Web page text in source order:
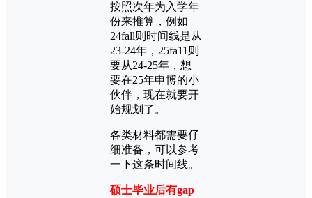
按照次年为入学年
份来推算，例如
24fall则时间线是从
23-24年，25fa11则
要从24-25年，想
要在25年申博的小
伙伴，现在就要开
始规划了。
各类材料都需要仔
细准备，可以参考
一下这条时间线。
硕士毕业后有gap